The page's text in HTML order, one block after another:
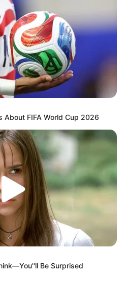
Is Going Viral All Over The
About FIFA World Cup 2026
Be Surprised